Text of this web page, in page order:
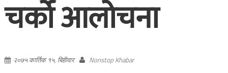
चर्को आलोचना
२०७५ कार्तिक १५, बिहीवार Nonstop Khabar